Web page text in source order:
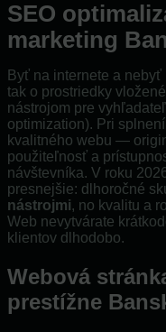
SEO
marketing
Byť na internete a
tak o prostriedky
nástrojom pre
optimization). Pri
kvalitného webu —
použiteľnosť a
návštevníka. V roku
presnejšie: dlhoročné
nástrojmi, no kvalitu a
Web nevytvárate
klientov dlhodobo.
Webová
prestížne